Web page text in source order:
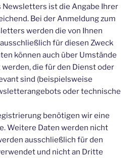
Newsletters ist die Angabe Ihrer
Bei der Anmeldung zum
werden die von Ihnen
für diesen Zweck
können auch über Umstände
die für den Dienst oder
sind (beispielsweise
oder technische
benötigen wir eine
Weitere Daten werden nicht
ausschließlich für den
und nicht an Dritte